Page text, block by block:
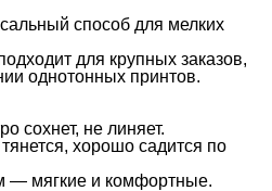
способ для мелких
для крупных заказов,
однотонных принтов.
сохнет, не линяет.
хорошо садится по
— мягкие и комфортные.